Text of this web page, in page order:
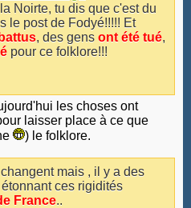
Noirte, tu dis que c'est du
le post de Fodyé!!!!! Et
, des gens ont été tué,
pour ce folklore!!!
les choses ont
laisser place à ce que
) le folklore.
mais , il y a des
ces rigidités
France..